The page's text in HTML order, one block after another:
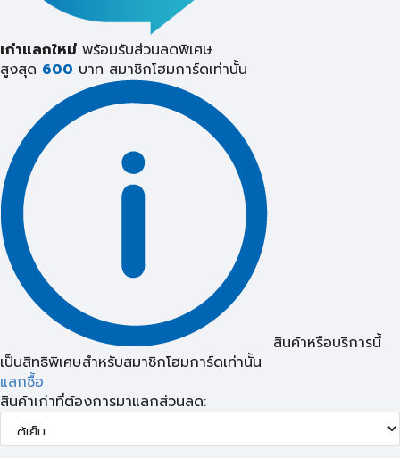
เก่าแลกใหม่ พร้อมรับส่วนลดพิเศษ
สูงสุด 600 บาท สมาชิกโฮมการ์ดเท่านั้น
สินค้าหรือบริการนี้
เป็นสิทธิพิเศษสำหรับสมาชิกโฮมการ์ดเท่านั้น
แลกซื้อ
สินค้าเก่าที่ต้องการมาแลกส่วนลด: